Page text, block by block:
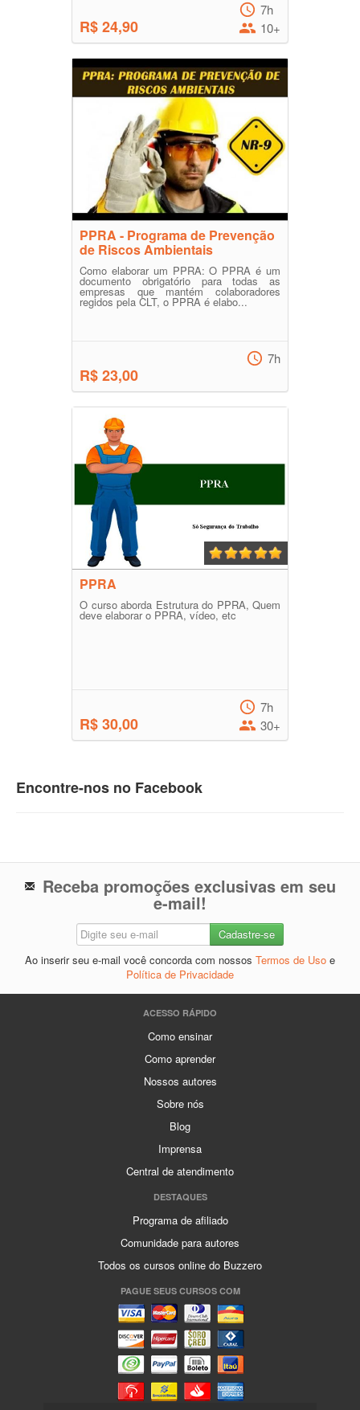
R$ 24,90
7h
10+
PPRA - Programa de Prevenção
de Riscos Ambientais
Como elaborar um PPRA: O PPRA é um
documento obrigatório para todas as
empresas que mantém colaboradores
regidos pela CLT, o PPRA é elabo...
R$ 23,00
7h
PPRA
O curso aborda Estrutura do PPRA, Quem
deve elaborar o PPRA, vídeo, etc
R$ 30,00
7h
30+
Encontre-nos no Facebook
Receba promoções exclusivas em seu
e-mail!
Ao inserir seu e-mail você concorda com nossos Termos de Uso e
Política de Privacidade
ACESSO RÁPIDO
Como ensinar
Como aprender
Nossos autores
Sobre nós
Blog
Imprensa
Central de atendimento
DESTAQUES
Programa de afiliado
Comunidade para autores
Todos os cursos online do Buzzero
PAGUE SEUS CURSOS COM